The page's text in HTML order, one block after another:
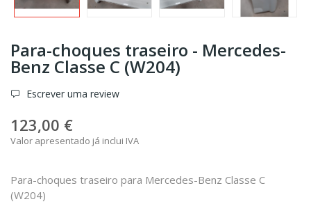
Para-choques traseiro - Mercedes-
Benz Classe C (W204)
Escrever uma review
123,00 €
Valor apresentado já inclui IVA
Para-choques traseiro para Mercedes-Benz Classe C
(W204)